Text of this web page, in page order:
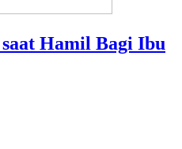
Hamil Bagi Ibu